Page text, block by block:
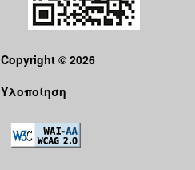
Copyright © 2026
Υλοποίηση